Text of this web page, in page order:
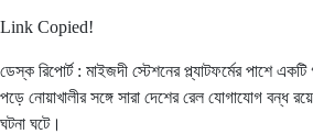
Link Copied!
ডেস্ক রিপোর্ট : মাইজদী স্টেশনের প্ল্যাটফর্মের পাশে
পড়ে নোয়াখালীর সঙ্গে সারা দেশের রেল যোগাযোগ বন্ধ
ঘটনা ঘটে।